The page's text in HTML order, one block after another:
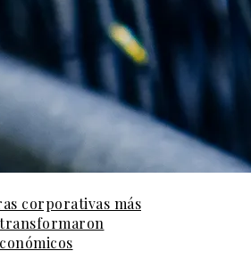
corporativas más